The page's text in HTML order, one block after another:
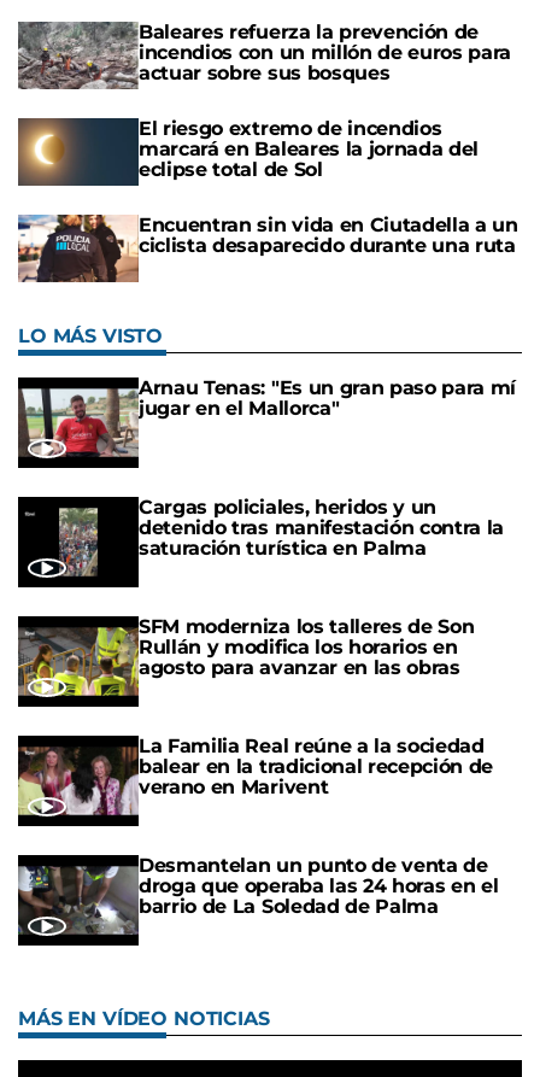
Baleares refuerza la prevención de
incendios con un millón de euros para
actuar sobre sus bosques
El riesgo extremo de incendios
marcará en Baleares la jornada del
eclipse total de Sol
Encuentran sin vida en Ciutadella a un
ciclista desaparecido durante una ruta
LO MÁS VISTO
Arnau Tenas: "Es un gran paso para mí
jugar en el Mallorca"
Cargas policiales, heridos y un
detenido tras manifestación contra la
saturación turística en Palma
SFM moderniza los talleres de Son
Rullán y modifica los horarios en
agosto para avanzar en las obras
La Familia Real reúne a la sociedad
balear en la tradicional recepción de
verano en Marivent
Desmantelan un punto de venta de
droga que operaba las 24 horas en el
barrio de La Soledad de Palma
MÁS EN VÍDEO NOTICIAS